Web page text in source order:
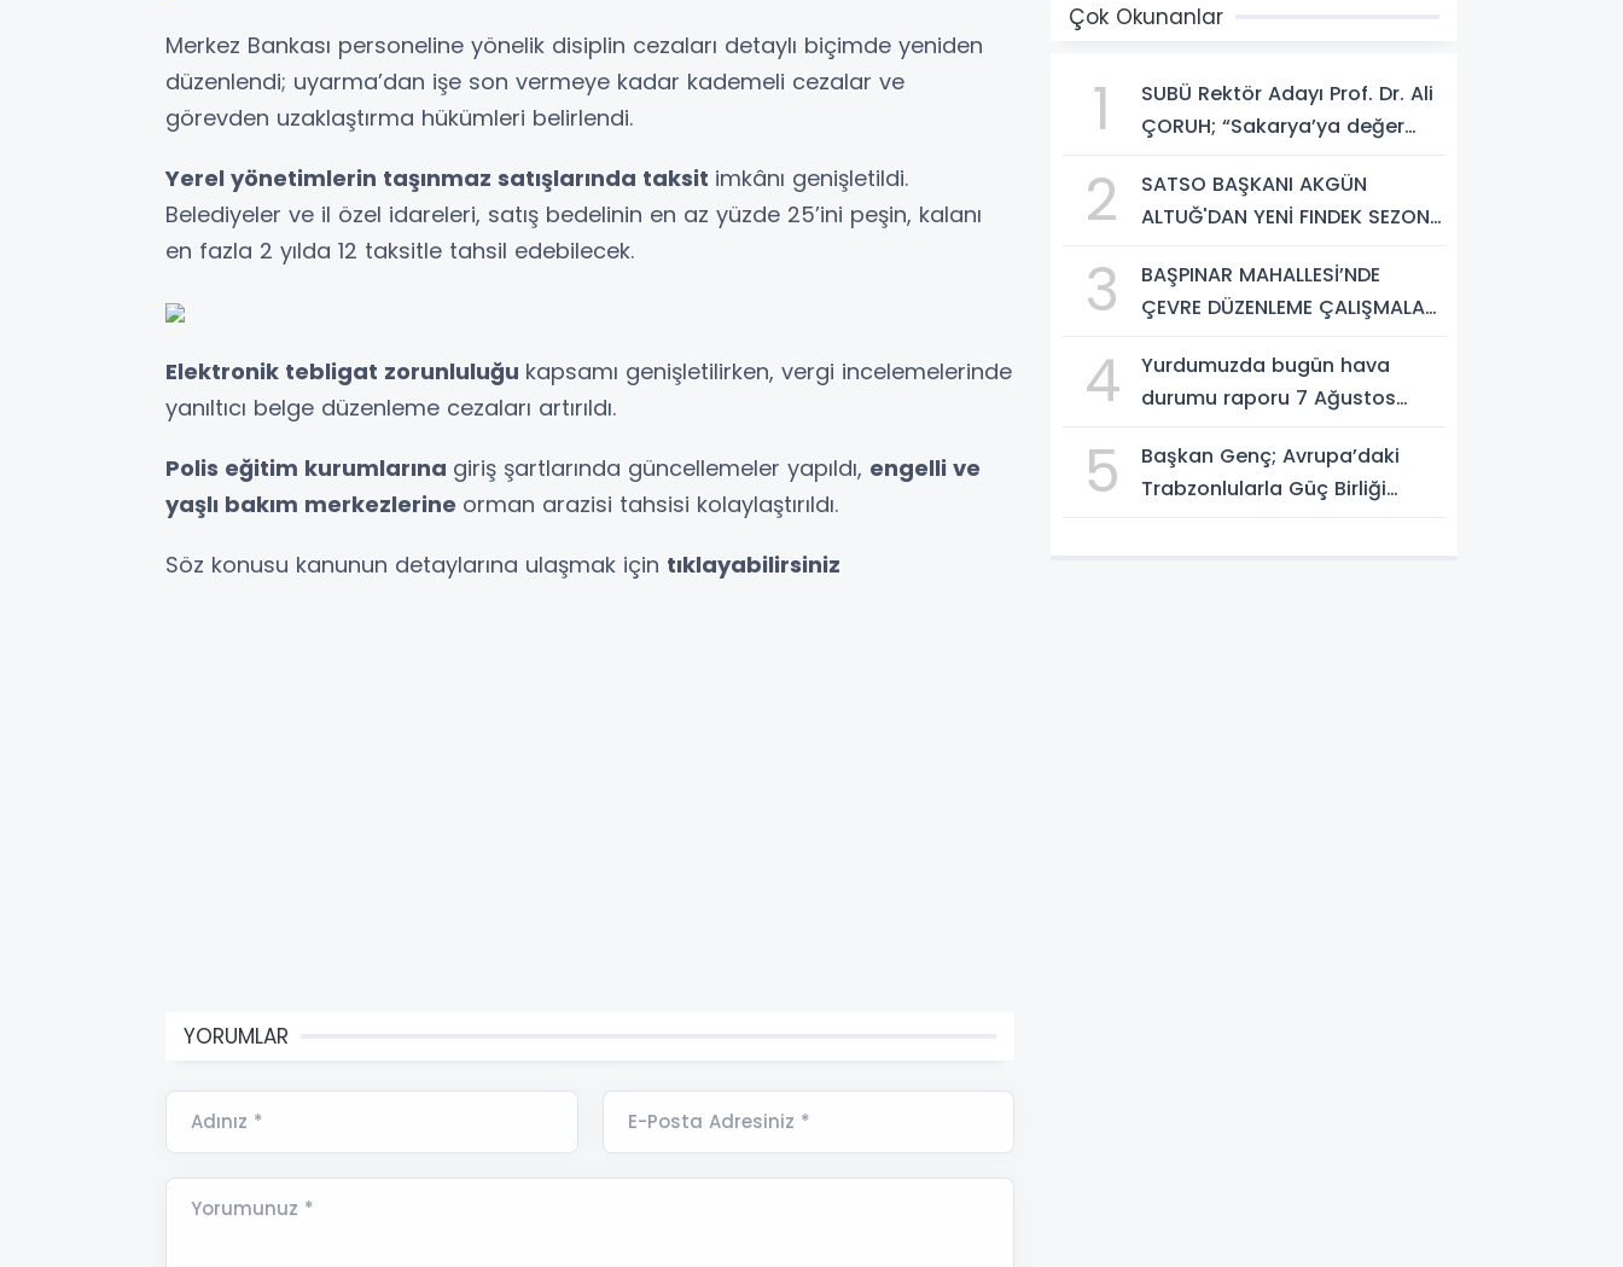
Merkez Bankası personeline yönelik disiplin cezaları detaylı biçimde yeniden
düzenlendi; uyarma’dan işe son vermeye kadar kademeli cezalar ve
görevden uzaklaştırma hükümleri belirlendi.
Yerel yönetimlerin taşınmaz satışlarında taksit imkânı genişletildi.
Belediyeler ve il özel idareleri, satış bedelinin en az yüzde 25’ini peşin, kalanı
en fazla 2 yılda 12 taksitle tahsil edebilecek.
Elektronik tebligat zorunluluğu kapsamı genişletilirken, vergi incelemelerinde
yanıltıcı belge düzenleme cezaları artırıldı.
Polis eğitim kurumlarına giriş şartlarında güncellemeler yapıldı, engelli ve
yaşlı bakım merkezlerine orman arazisi tahsisi kolaylaştırıldı.
Söz konusu kanunun detaylarına ulaşmak için tıklayabilirsiniz
YORUMLAR
Adınız * E-Posta Adresiniz *
Yorumunuz *
Çok Okunanlar
1
SUBÜ Rektör Adayı Prof. Dr. Ali
ÇORUH; “Sakarya’ya değer
etmek istiyorum”
2
SATSO BAŞKANI AKGÜN
ALTUĞ'DAN YENİ FINDEK SEZONU
3
BAŞPINAR MAHALLESİ’NDE
ÇEVRE DÜZENLEME ÇALIŞMALARI
4
Yurdumuzda bugün hava
durumu raporu 7 Ağustos
5
Başkan Genç; Avrupa’daki
Trabzonlularla Güç Birliği